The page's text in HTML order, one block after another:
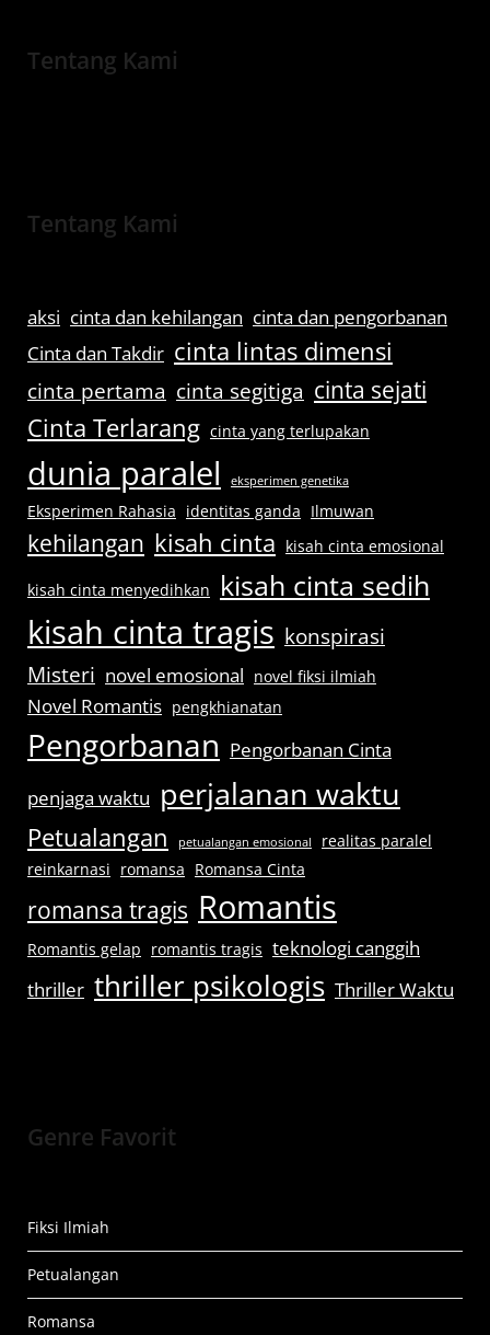
Tentang Kami
Tentang Kami
aksi cinta dan kehilangan cinta dan pengorbanan
Cinta dan Takdir cinta lintas dimensi
cinta pertama cinta segitiga cinta sejati
Cinta Terlarang cinta yang terlupakan
dunia paralel eksperimen genetika
Eksperimen Rahasia identitas ganda Ilmuwan
kehilangan kisah cinta kisah cinta emosional
kisah cinta menyedihkan kisah cinta sedih
kisah cinta tragis konspirasi
Misteri novel emosional novel fiksi ilmiah
Novel Romantis pengkhianatan
Pengorbanan Pengorbanan Cinta
penjaga waktu perjalanan waktu
Petualangan petualangan emosional
realitas paralel
reinkarnasi romansa Romansa Cinta
romansa tragis Romantis
Romantis gelap romantis tragis teknologi canggih
thriller thriller psikologis Thriller Waktu
Genre Favorit
Fiksi Ilmiah
Petualangan
Romansa